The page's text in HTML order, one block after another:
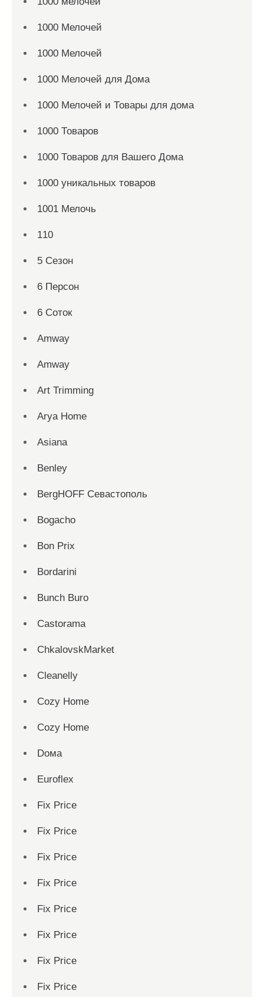
1000 Мелочей
1000 Мелочей
1000 Мелочей для Дома
1000 Мелочей и Товары для дома
1000 Товаров
1000 Товаров для Вашего Дома
1000 уникальных товаров
1001 Мелочь
110
5 Сезон
6 Персон
6 Соток
Amway
Amway
Art Trimming
Arya Home
Asiana
Benley
BergHOFF Севастополь
Bogacho
Bon Prix
Bordarini
Bunch Buro
Castorama
ChkalovskMarket
Cleanelly
Cozy Home
Cozy Home
Dома
Euroflex
Fix Price
Fix Price
Fix Price
Fix Price
Fix Price
Fix Price
Fix Price
Fix Price